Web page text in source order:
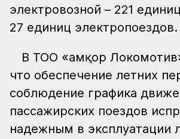
электровозной – 221
27 единиц электропоездов.
В ТОО «Қамқор
что обеспечение летних
соблюдение графика
пассажирских поездов
надежным в эксплуатации